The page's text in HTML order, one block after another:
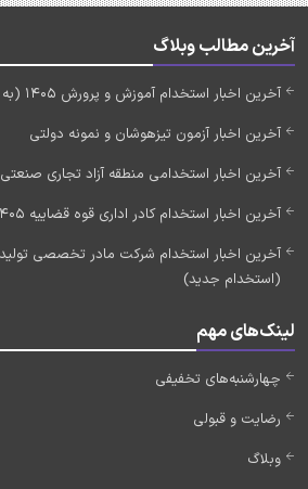
آخرین مطالب وبلاگ
آخرین اخبار استخدام آموزش و پرورش 1405 (به زودی)
آخرین اخبار آزمون تیزهوشان و نمونه دولتی
آخرین اخبار استخدامی منطقه آزاد تجاری صنعتی 1405
آخرین اخبار استخدام کادر اداری قوه قضاییه 1405 (به زودی)
(استخدام جدید)
لینک‌های مهم
چهارشنبه‌های تخفیفی
رضایت و قبولی
وبلاگ